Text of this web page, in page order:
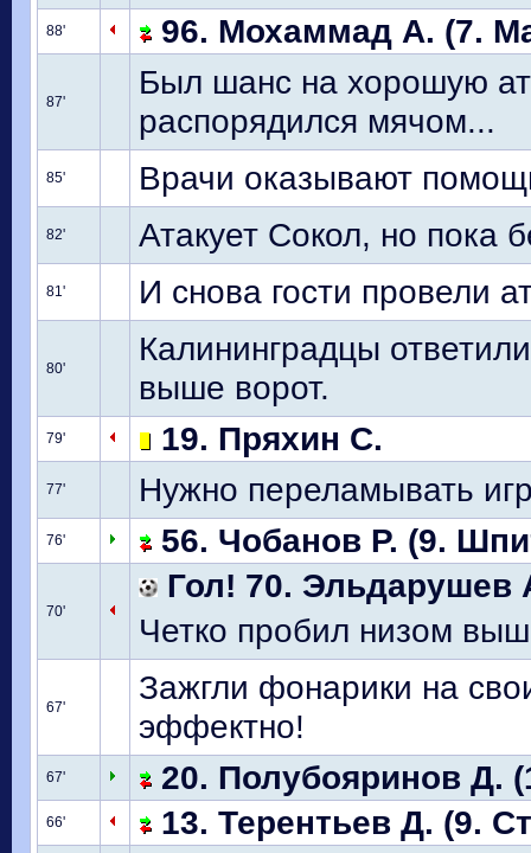
88' 96. Мохаммад А. (7.
87'
Был шанс на хорошую
распорядился мячом...
85' Врачи оказывают
82' Атакует Сокол, но пока
81' И снова гости провели
80'
Калининградцы
выше ворот.
79' 19. Пряхин С.
77' Нужно переламывать
76' 56. Чобанов Р. (9.
70'
Гол! 70. Эльдарушев
Четко пробил низом
67'
Зажгли фонарики на
эффектно!
67' 20. Полубояринов Д.
66' 13. Терентьев Д. (9.